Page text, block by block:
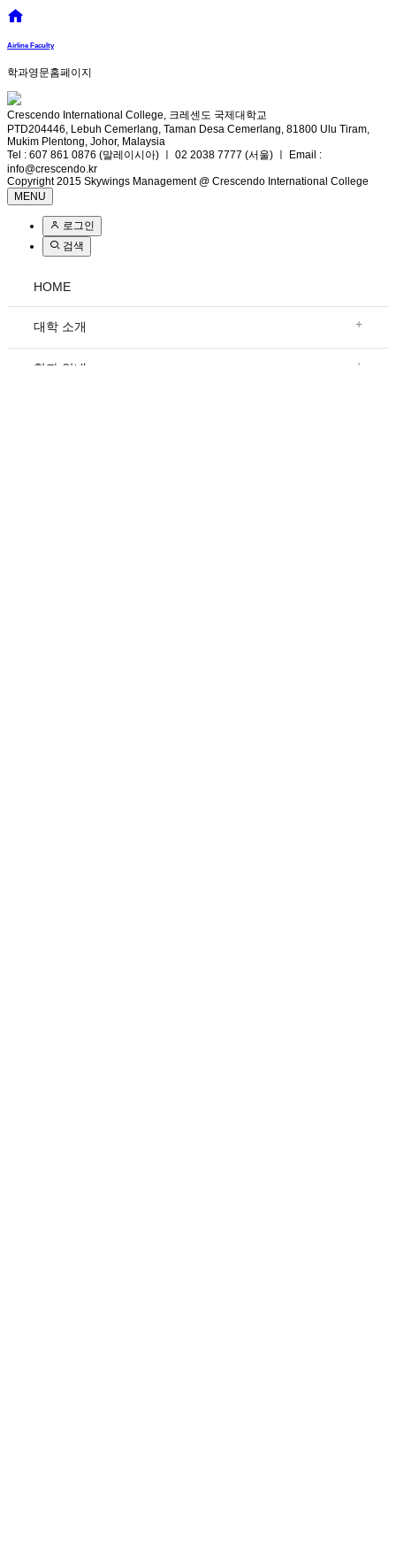
Airline Faculty
학과영문홈페이지
Crescendo International College, 크레센도 국제대학교
PTD204446, Lebuh Cemerlang, Taman Desa Cemerlang, 81800 Ulu Tiram,
Mukim Plentong, Johor, Malaysia
Tel : 607 861 0876 (말레이시아) ㅣ 02 2038 7777 (서울) ㅣ Email :
info@crescendo.kr
Copyright 2015 Skywings Management @ Crescendo International College
MENU
로그인
검색
HOME
대학 소개 +
학과 안내 +